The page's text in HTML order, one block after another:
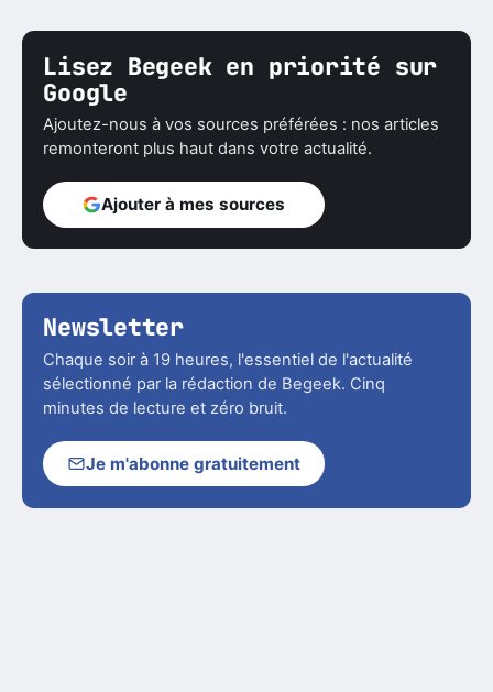
Lisez Begeek en priorité sur
Google
Ajoutez-nous à vos sources préférées : nos articles
remonteront plus haut dans votre actualité.
Ajouter à mes sources
Newsletter
Chaque soir à 19 heures, l'essentiel de l'actualité
sélectionné par la rédaction de Begeek. Cinq
minutes de lecture et zéro bruit.
Je m'abonne gratuitement